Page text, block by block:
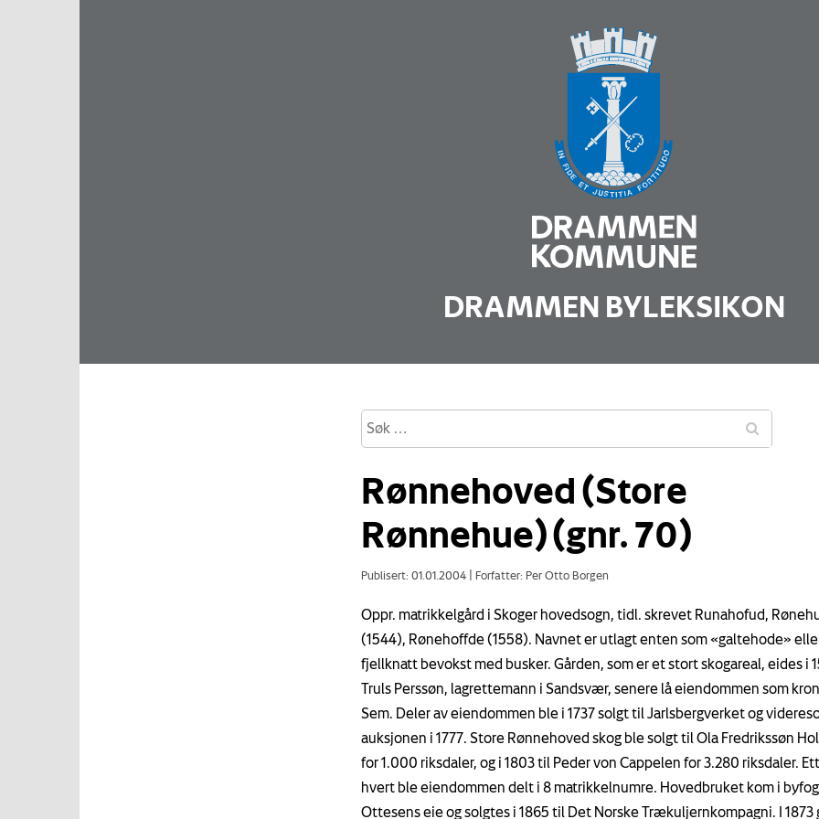
DRAMMEN BYLEKSIKON
Rønnehoved (Store
Rønnehue) (gnr. 70)
Publisert: 01.01.2004 Forfatter: Per Otto Borgen
Oppr. matrikkelgård i Skoger hovedsogn, tidl. skrevet Runahofud,
(1544), Rønehoffde (1558). Navnet er utlagt enten som «galtehode»
fjellknatt bevokst med busker. Gården, som er et stort skogareal, eides i
Truls Perssøn, lagrettemann i Sandsvær, senere lå eiendommen som
Sem. Deler av eiendommen ble i 1737 solgt til Jarlsbergverket og
auksjonen i 1777. Store Rønnehoved skog ble solgt til Ola Fredrikssøn
for 1.000 riksdaler, og i 1803 til Peder von Cappelen for 3.280 riksdaler.
hvert ble eiendommen delt i 8 matrikkelnumre. Hovedbruket kom i
Ottesens eie og solgtes i 1865 til Det Norske Trækuljernkompagni. I 1873